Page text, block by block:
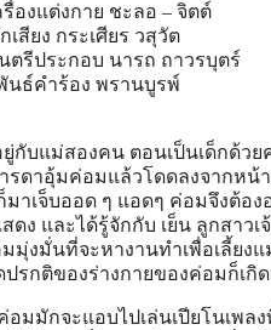
รื่องแต่งกาย ชะลอ – จิตต์
เสียง กระเศียร วสุวัต
ตรีประกอบ นารถ ถาวรบุตร์
นธ์คําร้อง พรานบูรพ์
กับแม่สองคน ตอนเป็นเด็กด้วย
รดาอุ้มค่อมแล้วโดดลงจากหน้
าเจ็บออด ๆ แอดๆ ค่อมจึงต้อ
สดง และได้รู้จักกับ เย็น ลูกสา
มุ่งมั่นที่จะหางานทําเพื่อเลี้ยง
ปรกติของร่างกายของค่อมก็เกิ
อมมักจะแอบไปเล่นเปียโนเพ